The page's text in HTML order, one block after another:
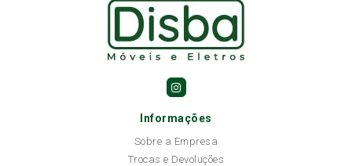
Informações
Sobre a Empresa
Trocas e Devoluções